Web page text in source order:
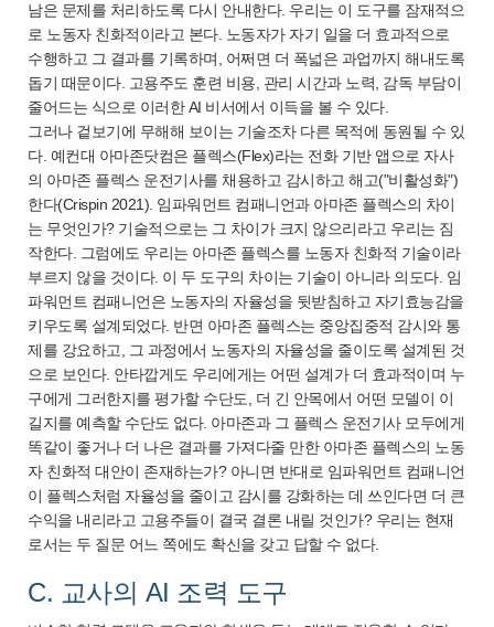
남은 문제를 처리하도록 다시 안내한다. 우리는 이 도구를 잠재적으
로 노동자 친화적이라고 본다. 노동자가 자기 일을 더 효과적으로
수행하고 그 결과를 기록하며, 어쩌면 더 폭넓은 과업까지 해내도록
돕기 때문이다. 고용주도 훈련 비용, 관리 시간과 노력, 감독 부담이
줄어드는 식으로 이러한 AI 비서에서 이득을 볼 수 있다.
그러나 겉보기에 무해해 보이는 기술조차 다른 목적에 동원될 수 있
다. 예컨대 아마존닷컴은 플렉스(Flex)라는 전화 기반 앱으로 자사
의 아마존 플렉스 운전기사를 채용하고 감시하고 해고("비활성화")
한다(Crispin 2021). 임파워먼트 컴패니언과 아마존 플렉스의 차이
는 무엇인가? 기술적으로는 그 차이가 크지 않으리라고 우리는 짐
작한다. 그럼에도 우리는 아마존 플렉스를 노동자 친화적 기술이라
부르지 않을 것이다. 이 두 도구의 차이는 기술이 아니라 의도다. 임
파워먼트 컴패니언은 노동자의 자율성을 뒷받침하고 자기효능감을
키우도록 설계되었다. 반면 아마존 플렉스는 중앙집중적 감시와 통
제를 강요하고, 그 과정에서 노동자의 자율성을 줄이도록 설계된 것
으로 보인다. 안타깝게도 우리에게는 어떤 설계가 더 효과적이며 누
구에게 그러한지를 평가할 수단도, 더 긴 안목에서 어떤 모델이 이
길지를 예측할 수단도 없다. 아마존과 그 플렉스 운전기사 모두에게
똑같이 좋거나 더 나은 결과를 가져다줄 만한 아마존 플렉스의 노동
자 친화적 대안이 존재하는가? 아니면 반대로 임파워먼트 컴패니언
이 플렉스처럼 자율성을 줄이고 감시를 강화하는 데 쓰인다면 더 큰
수익을 내리라고 고용주들이 결국 결론 내릴 것인가? 우리는 현재
로서는 두 질문 어느 쪽에도 확신을 갖고 답할 수 없다.
C. 교사의 AI 조력 도구